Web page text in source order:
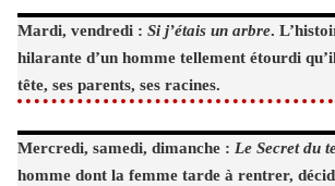
Mardi, vendredi : Si j’étais un arbre.
hilarante d’un homme tellement étourdi
tête, ses parents, ses racines.
Mercredi, samedi, dimanche : Le Secret du
homme dont la femme tarde à rentrer,